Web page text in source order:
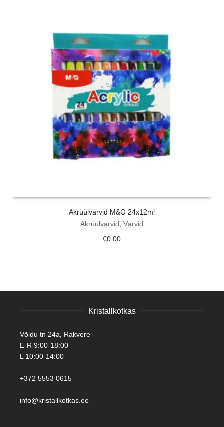
Akrüülvärvid M&G 24x12ml
Akrüülvärvid Värvid
€0.00
Kristallkotkas
Võidu tn 24a, Rakvere
E-R 9:00-18:00
L 10:00-14:00
+372 5553 0615
info@kristallkotkas.ee